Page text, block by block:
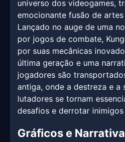
universo dos videogames,
emocionante fusão de
Lançado no auge de uma
por jogos de combate,
por suas mecânicas
última geração e uma
jogadores são
antiga, onde a destreza e a
lutadores se tornam
desafios e derrotar
Gráficos e Narrativa